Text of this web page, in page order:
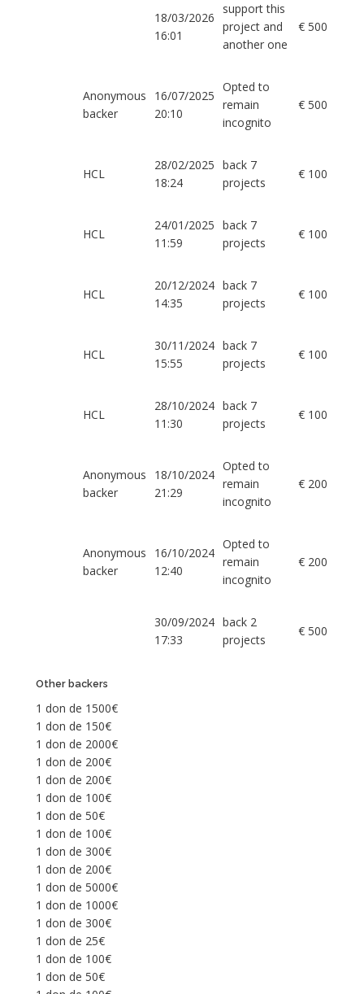
18/03/2026
16:01
support this
project and
another one
€ 500
Anonymous
backer
16/07/2025
20:10
Opted to
remain
incognito
€ 500
HCL
28/02/2025
18:24
back 7
projects
€ 100
HCL
24/01/2025
11:59
back 7
projects
€ 100
HCL
20/12/2024
14:35
back 7
projects
€ 100
HCL
30/11/2024
15:55
back 7
projects
€ 100
HCL
28/10/2024
11:30
back 7
projects
€ 100
Anonymous
backer
18/10/2024
21:29
Opted to
remain
incognito
€ 200
Anonymous
backer
16/10/2024
12:40
Opted to
remain
incognito
€ 200
30/09/2024
17:33
back 2
projects
€ 500
Other backers
1 don de 1500€
1 don de 150€
1 don de 2000€
1 don de 200€
1 don de 200€
1 don de 100€
1 don de 50€
1 don de 100€
1 don de 300€
1 don de 200€
1 don de 5000€
1 don de 1000€
1 don de 300€
1 don de 25€
1 don de 100€
1 don de 50€